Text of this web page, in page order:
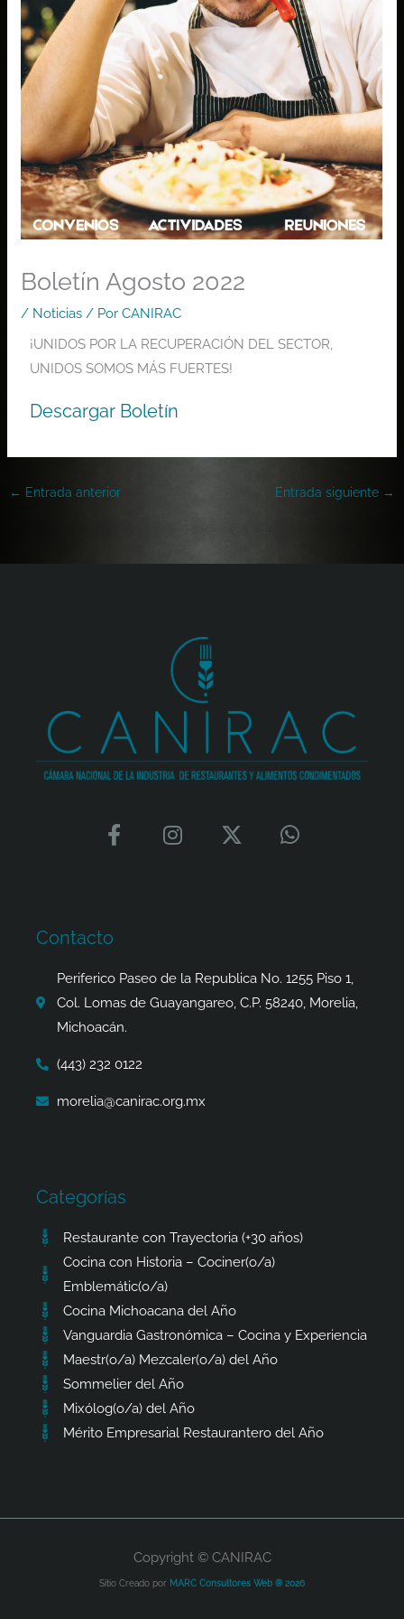
Boletín Agosto 2022
/ Noticias / PorCANIRAC
¡UNIDOS POR LA RECUPERACIÓN DEL SECTOR,
UNIDOS SOMOS MÁS FUERTES!
Descargar Boletín
← Entrada anterior Entrada siguiente →
F
a
o
k
-
f
I
n
a
m
X
-
e
r
W
h
p
Contacto
Periferico Paseo de la Republica No. 1255 Piso 1,
Col. Lomas de Guayangareo, C.P. 58240, Morelia,
Michoacán.
(443) 232 0122
morelia@canirac.org.mx
Categorías
Restaurante con Trayectoria (+30 años)
Cocina con Historia – Cociner(o/a)
Emblemátic(o/a)
Cocina Michoacana del Año
Vanguardia Gastronómica – Cocina y Experiencia
Maestr(o/a) Mezcaler(o/a) del Año
Sommelier del Año
Mixólog(o/a) del Año
Mérito Empresarial Restaurantero del Año
Copyright © CANIRAC
Sitio Creado por MARC Consultores Web ® 2026